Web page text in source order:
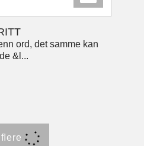
ord, det samme kan
&l...